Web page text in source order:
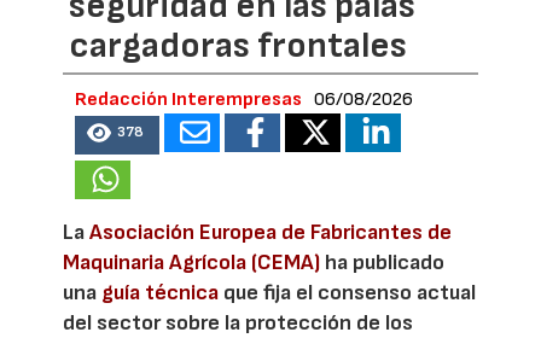
cargadoras frontales
Redacción Interempresas 06/08/2026
378
LaAsociación Europea de Fabricantes de
Maquinaria Agrícola (CEMA) ha publicado
una guía técnica que fija el consenso actual
del sector sobre la protección de los